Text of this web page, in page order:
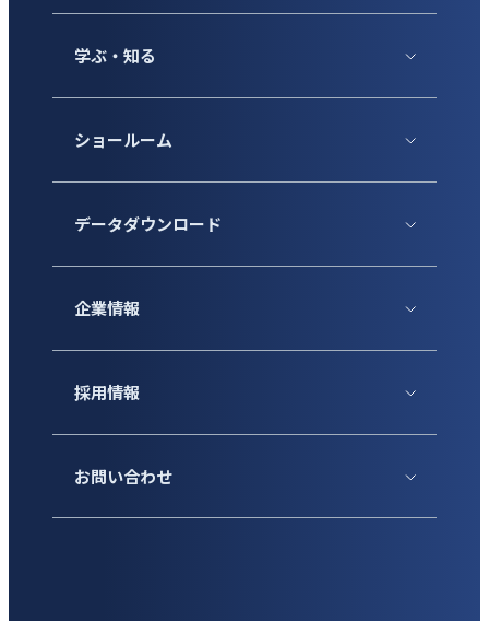
学ぶ・知る
ショールーム
データダウンロード
企業情報
採用情報
お問い合わせ